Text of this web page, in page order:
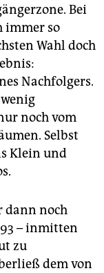
Bei
immer so
Wahl doch
Nachfolgers.
noch vom
Selbst
Klein und
dann noch
– inmitten
zu
dem von